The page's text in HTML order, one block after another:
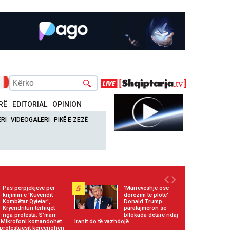
EDITORIAL OPINION
VIDEOGALERI PIKË E ZEZË
Pas përpjekjeve për
krijimin e 'Kuvendit
Kombëtar Qytetar',
Kryendrituri tërhiqet
nga protesta: S’marr
komandohet
kërcënohen
5
'Marrëveshje ose
dorëzim të plotë'
Donald Trump
paralajmëron se
bllokada detare ndaj
Iranit do të vazhdojë